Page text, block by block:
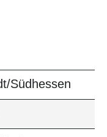
Südhessen